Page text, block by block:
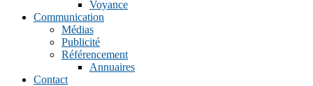
Voyance
Communication
Médias
Publicité
Référencement
Annuaires
Contact